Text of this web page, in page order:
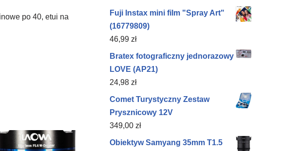
po 40, etui na
Fuji Instax mini film "Spray Art"
(16779809)
46,99 zł
Bratex fotograficzny jednorazowy
LOVE (AP21)
24,98 zł
Comet Turystyczny Zestaw
Prysznicowy 12V
349,00 zł
Obiektyw Samyang 35mm T1.5